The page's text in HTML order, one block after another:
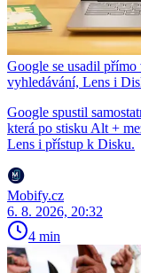
Google se usadil
vyhledávání, Lens i
Google spustil
která po stisku Alt +
Lens i přístup k Disku.
Mobify.cz
6. 8. 2026, 20:32
4 min